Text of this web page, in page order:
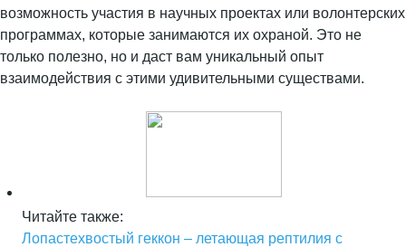
возможность участия в научных проектах или волонтерских
программах, которые занимаются их охраной. Это не
только полезно, но и даст вам уникальный опыт
взаимодействия с этими удивительными существами.
Читайте также:
Лопастехвостый геккон – летающая рептилия с